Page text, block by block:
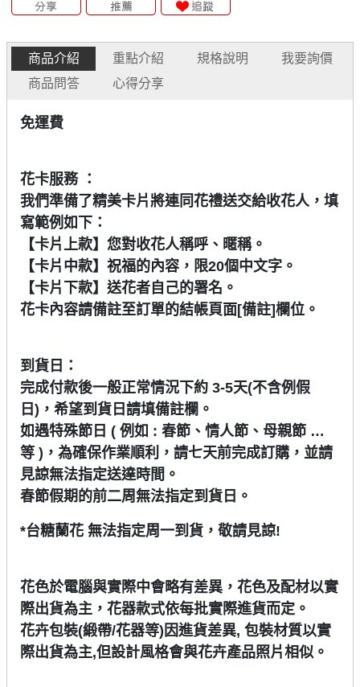
商品介紹 重點介紹 規格說明
我要詢價
商品問答
心得分享
免運費
花卡服務 ：
我們準備了精美卡片將連同花禮送交給收花人，填
寫範例如下：
【卡片上款】您對收花人稱呼、暱稱。
【卡片中款】祝福的內容，限20個中文字。
【卡片下款】送花者自己的署名。
花卡內容請備註至訂單的結帳頁面[備註]欄位。
到貨日：
完成付款後一般正常情況下約 3-5天(不含例假
日)，希望到貨日請填備註欄。
如遇特殊節日 ( 例如 : 春節、情人節、母親節 …
等 )，為確保作業順利，請七天前完成訂購，並請
見諒無法指定送達時間。
春節假期的前二周無法指定到貨日。
*台糖蘭花 無法指定周一到貨，敬請見諒!
花色於電腦與實際中會略有差異，花色及配材以實
際出貨為主，花器款式依每批實際進貨而定。
花卉包裝(緞帶/花器等)因進貨差異, 包裝材質以實
際出貨為主,但設計風格會與花卉產品照片相似。